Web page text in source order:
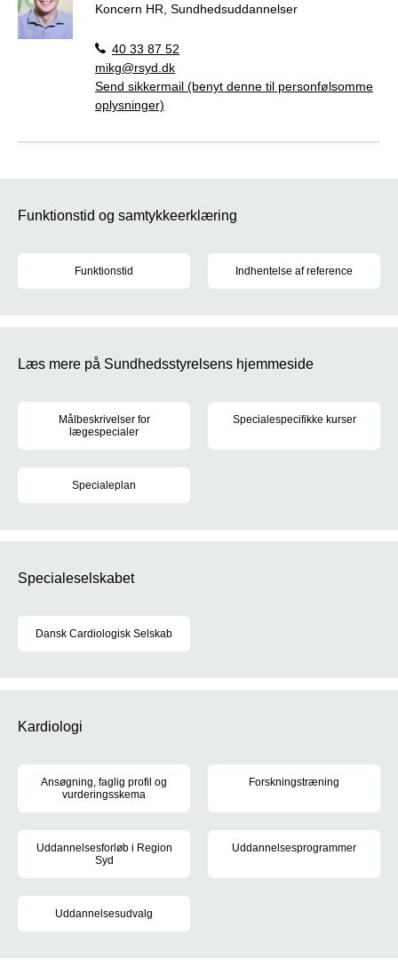
Koncern HR, Sundhedsuddannelser
40 33 87 52
mikg@rsyd.dk
Send sikkermail (benyt denne til personfølsomme
oplysninger)
Funktionstid og samtykkeerklæring
Funktionstid Indhentelse af reference
Læs mere på Sundhedsstyrelsens hjemmeside
Målbeskrivelser for
lægespecialer
Specialespecifikke kurser
Specialeplan
Specialeselskabet
Dansk Cardiologisk Selskab
Kardiologi
Ansøgning, faglig profil og
vurderingsskema
Forskningstræning
Uddannelsesforløb i Region
Syd
Uddannelsesprogrammer
Uddannelsesudvalg